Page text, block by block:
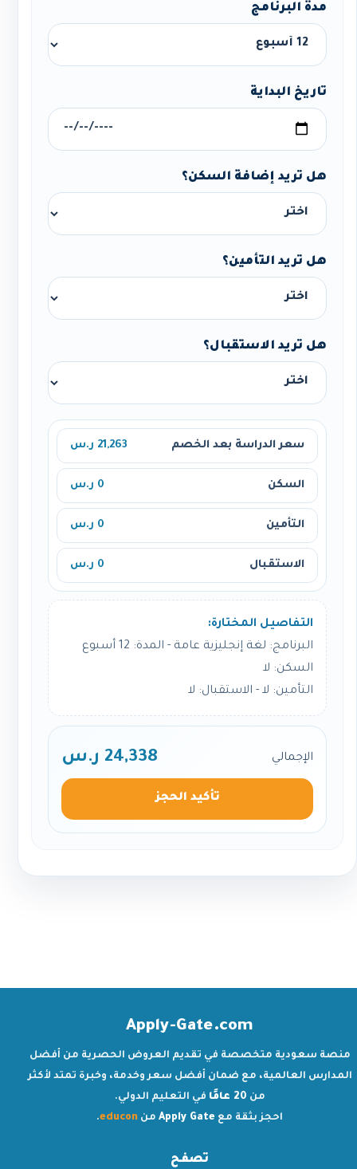
مدة البرنامج
تاريخ البداية
هل تريد إضافة السكن؟
هل تريد التأمين؟
هل تريد الاستقبال؟
سعر الدراسة بعد الخصم 21,263 ر.س
السكن 0 ر.س
التأمين 0 ر.س
الاستقبال 0 ر.س
التفاصيل المختارة:
البرنامج: لغة إنجليزية عامة - المدة: 12 أسبوع
السكن: لا
التأمين: لا - الاستقبال: لا
الإجمالي 24,338 ر.س
تأكيد الحجز
Apply-Gate.com
منصة سعودية متخصصة في تقديم العروض الحصرية من أفضل
المدارس العالمية، مع ضمان أفضل سعر وخدمة، وخبرة تمتد لأكثر
من 20 عامًا
في التعليم الدولي.
احجز بثقة مع Apply Gate من educon
.
تصفح